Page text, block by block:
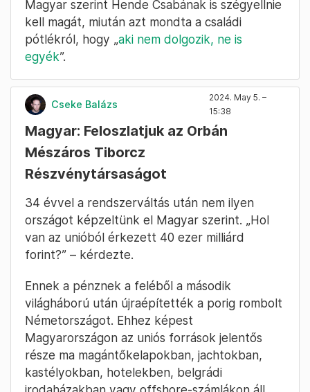
Magyar szerint Hende Csabának is szégyellnie
kell magát, miután azt mondta a családi
pótlékról, hogy „aki nem dolgozik, ne is
egyék”.
Cseke Balázs
2024. May 5. –
15:38
Magyar: Feloszlatjuk az Orbán
Mészáros Tiborcz
Részvénytársaságot
34 évvel a rendszerváltás után nem ilyen
országot képzeltünk el Magyar szerint. „Hol
van az unióból érkezett 40 ezer milliárd
forint?” – kérdezte.
Ennek a pénznek a feléből a második
világháború után újraépítették a porig rombolt
Németországot. Ehhez képest
Magyarországon az uniós források jelentős
része ma magántőkelapokban, jachtokban,
kastélyokban, hotelekben, belgrádi